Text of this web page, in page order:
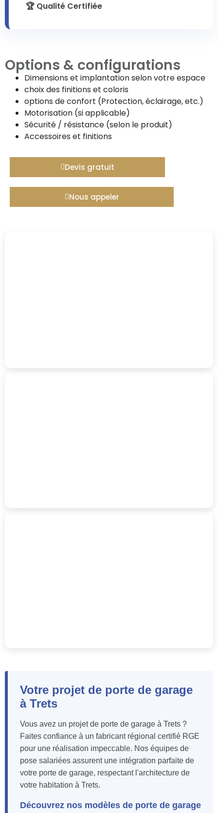
🏆 Qualité Certifiée
Options & configurations
Dimensions et implantation selon votre espace
choix des finitions et coloris
options de confort (Protection, éclairage, etc.)
Motorisation (si applicable)
Sécurité / résistance (selon le produit)
Accessoires et finitions
Devis gratuit
Nous appeler
Votre projet de porte de garage
à Trets
Vous avez un projet de porte de garage à Trets ?
Faites confiance à un fabricant régional certifié RGE
pour une réalisation impeccable. Nos équipes de
pose salariées assurent une intégration parfaite de
votre porte de garage, respectant l'architecture de
votre habitation à Trets.
Découvrez nos modèles de porte de garage